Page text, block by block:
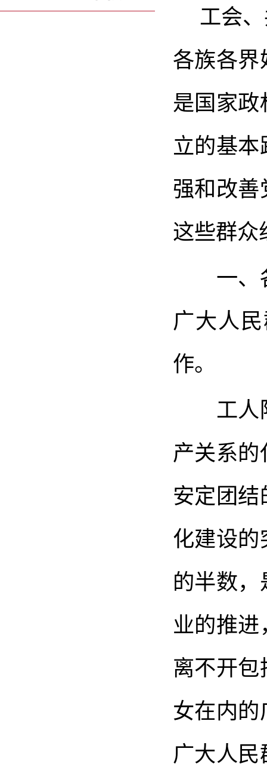
工会、
各族各界
是国家政
立的基本
强和改善
这些群众
一、各
广大人
作。
工人阶
产关系的
安定团结
化建设的
的半数
业的推进
离不开包
女在内的
广大人民